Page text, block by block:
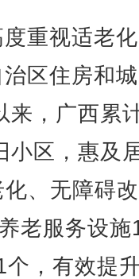
重视适老
区住房和
来，广西累
小区，惠及
、无障碍
老服务设施
，有效提